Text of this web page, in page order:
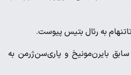
به رئال بتیس پیوست.
بایرن‌مونیخ و پاری‌سن‌ژرمن به